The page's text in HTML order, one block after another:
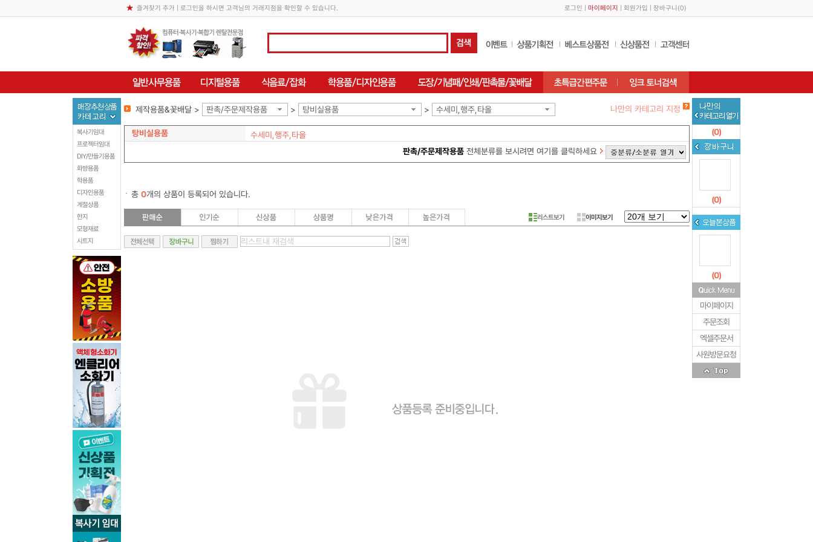
즐겨찾기 추가| 로그인을 하시면 고객님의 거래지점을 확인할 수 있습니다. 로그인 마이페이지 회원가입 장바구니 (0)
제작용품&꽃배달 > 판촉/주문제작용품 > 탕비실용품 > 수세미,행주,타올 나만의 카테고리 지정
탕비실용품
수세미,행주,타올
판촉/주문제작용품전체분류를 보시려면 여기를 클릭하세요
총 0개의 상품이 등록되어 있습니다.
리스트보기 이미지보기
복사기임대
프로젝터임대
DIY/만들기용품
화방용품
학용품
디자인용품
계절상품
한지
모형재료
시트지
(0)
(0)
(0)
마이페이지
주문조회
엑셀주문서
사원방문요청